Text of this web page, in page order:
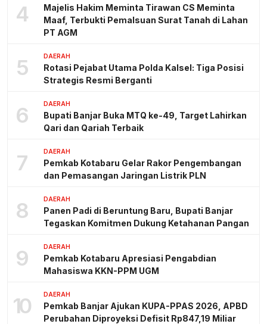
4
Majelis Hakim Meminta Tirawan CS Meminta
Maaf, Terbukti Pemalsuan Surat Tanah di Lahan
PT AGM
5 DAERAH
Rotasi Pejabat Utama Polda Kalsel: Tiga Posisi
Strategis Resmi Berganti
6 DAERAH
Bupati Banjar Buka MTQ ke-49, Target Lahirkan
Qari dan Qariah Terbaik
7 DAERAH
Pemkab Kotabaru Gelar Rakor Pengembangan
dan Pemasangan Jaringan Listrik PLN
8 DAERAH
Panen Padi di Beruntung Baru, Bupati Banjar
Tegaskan Komitmen Dukung Ketahanan Pangan
9 DAERAH
Pemkab Kotabaru Apresiasi Pengabdian
Mahasiswa KKN-PPM UGM
10 DAERAH
Pemkab Banjar Ajukan KUPA-PPAS 2026, APBD
Perubahan Diproyeksi Defisit Rp847,19 Miliar